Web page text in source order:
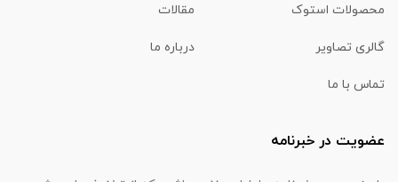
محصولات استوک مقالات
گالری تصاویر درباره ما
تماس با ما
عضویت در خبرنامه